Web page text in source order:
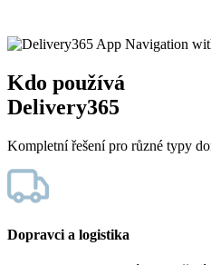
Kdo používá
Delivery365
Kompletní řešení pro různé typy
Dopravci a logistika